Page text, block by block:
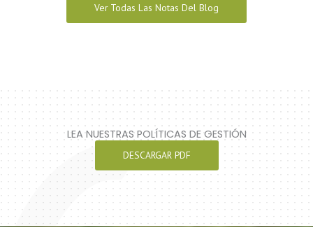
Ver Todas Las Notas Del Blog
LEA NUESTRAS POLÍTICAS DE GESTIÓN
DESCARGAR PDF